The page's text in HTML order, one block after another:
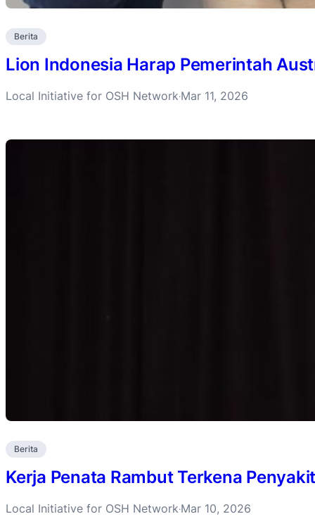
Berita
Lion Indonesia Harap Pemerintah
Local Initiative for OSH Network·Mar 11, 2026
Berita
Kerja Penata Rambut Terkena
Local Initiative for OSH Network·Mar 10, 2026